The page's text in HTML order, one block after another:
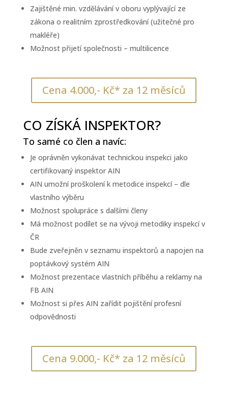
Zajištěné min. vzdělávání v oboru vyplývající ze
zákona o realitním zprostředkování (užitečné pro
makléře)
Možnost přijetí společnosti – multilicence
Cena 4.000,- Kč* za 12 měsíců
CO ZÍSKÁ INSPEKTOR?
To samé co člen a navíc:
Je oprávněn vykonávat technickou inspekci jako
certifikovaný inspektor AIN
AIN umožní proškolení k metodice inspekcí – dle
vlastního výběru
Možnost spolupráce s dalšími členy
Má možnost podílet se na vývoji metodiky inspekcí v
ČR
Bude zveřejněn v seznamu inspektorů a napojen na
poptávkový systém AIN
Možnost prezentace vlastních příběhu a reklamy na
FB AIN
Možnost si přes AIN zařídit pojištění profesní
odpovědnosti
Cena 9.000,- Kč* za 12 měsíců